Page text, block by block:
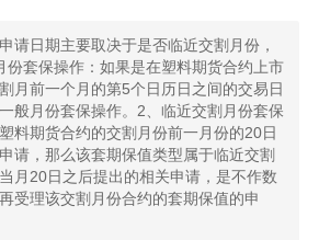
请日期主要取决于是否临近交割月份，
份套保操作：如果是在塑料期货合约上市
月前一个月的第5个日历日之间的交易日
般月份套保操作。‌2、临近交割月份套保
料期货合约的交割月份前一月份的20日
请，那么该套期保值类型属于临近交割
月20日之后提出的相关申请，是不作数
受理该交割月份合约的套期保值的申